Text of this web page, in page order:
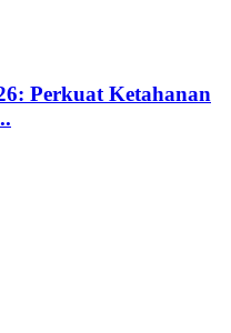
Perkuat Ketahanan